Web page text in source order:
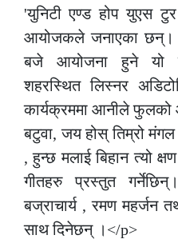
'युनिटी एण्ड होप युएस
आयोजकले जनाएका छन्।
बजे आयोजना हुने यो
शहरस्थित लिस्नर
कार्यक्रममा आनीले फुलको
बटुवा, जय होस् तिम्रो
, हुन्छ मलाई बिहान त्यो
गीतहरु प्रस्तुत
बज्राचार्य , रमण महर्जन
साथ दिनेछन् ।</p>